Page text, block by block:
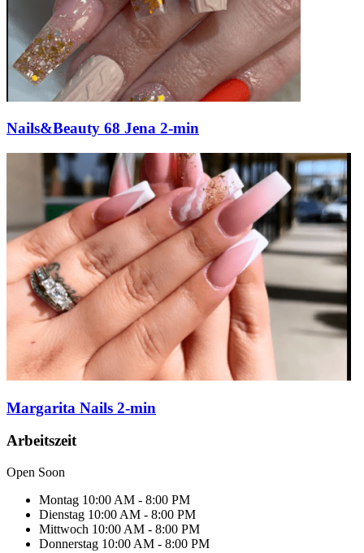
Nails&Beauty 68 Jena 2-min
Margarita Nails 2-min
Arbeitszeit
Open Soon
Montag 10:00 AM - 8:00 PM
Dienstag 10:00 AM - 8:00 PM
Mittwoch 10:00 AM - 8:00 PM
Donnerstag 10:00 AM - 8:00 PM